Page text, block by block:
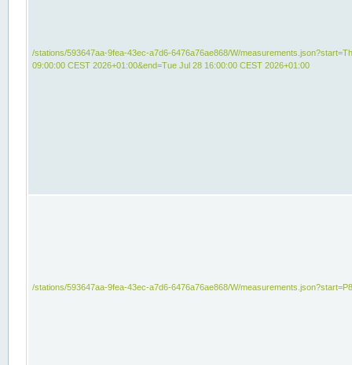
/stations/593647aa-9fea-43ec-a7d6-6476a76ae868/W/
09:00:00 CEST 2026+01:00&end=Tue Jul 28 16:00:00 CEST 2026+01:00
/stations/593647aa-9fea-43ec-a7d6-6476a76ae868/W/